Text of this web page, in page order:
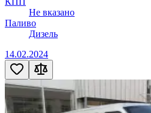
Не вказано
Паливо
Дизель
14.02.2024